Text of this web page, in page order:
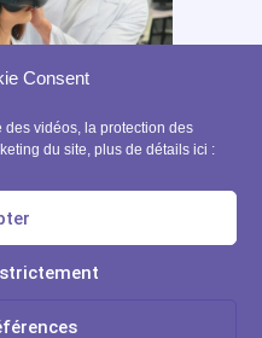
Consent
vidéos, la protection des
du site, plus de détails ici :